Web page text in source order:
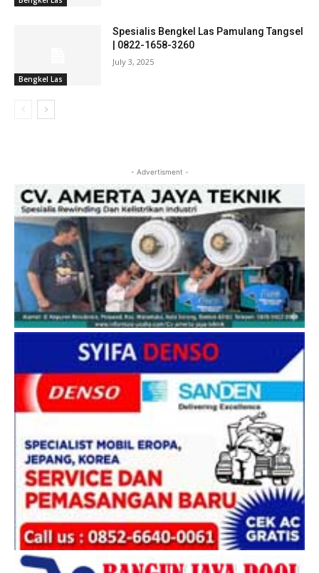
Bengkel Las
Spesialis Bengkel Las Pamulang Tangsel
| 0822-1658-3260
July 3, 2025
- Advertisment -